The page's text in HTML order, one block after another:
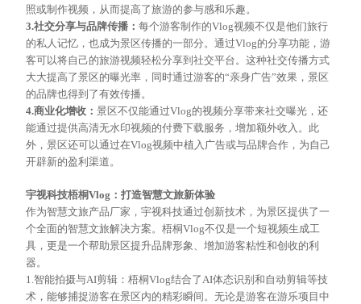
照或制作视频，从而提高了旅游的参与感和乐趣。
3.社交分享与品牌传播：每个游客制作的Vlog视频不仅是他们旅行
的私人记忆，也成为景区传播的一部分。通过Vlog的分享功能，游
客可以将自己的旅游视频轻松分享到社交平台。这种社交传播方式
大大提高了景区的曝光率，同时通过游客的“亲身广告”效果，景区
的品牌也得到了有效传播。
4.商业化增收：景区不仅能通过Vlog的视频分享带来社交曝光，还
能通过提供高清无水印视频的付费下载服务，增加额外收入。此
外，景区还可以通过在Vlog视频中植入广告或与品牌合作，为自己
开辟新的盈利渠道。
宇视科技梧桐Vlog：打造智慧文旅新体验
作为智慧文旅产品厂家，宇视科技通过创新技术，为景区提供了一
个全面的智慧文旅解决方案。梧桐Vlog不仅是一个短视频生成工
具，更是一个帮助景区提升品牌形象、增加游客粘性和创收的利
器。
1.智能拍摄与AI剪辑：梧桐Vlog结合了AI体态识别和自动剪辑等技
术，能够捕捉游客在景区内的精彩瞬间。无论是游客在游乐项目中